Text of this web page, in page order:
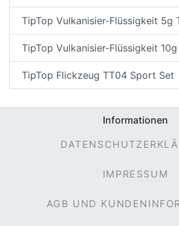
TipTop Vulkanisier-Flüssigkeit 5g
TipTop Vulkanisier-Flüssigkeit
TipTop Flickzeug TT04 Sport Set
Informationen
IMPRESSUM
AGB UND